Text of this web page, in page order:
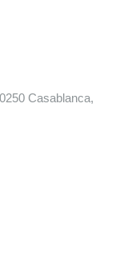
Casablanca,